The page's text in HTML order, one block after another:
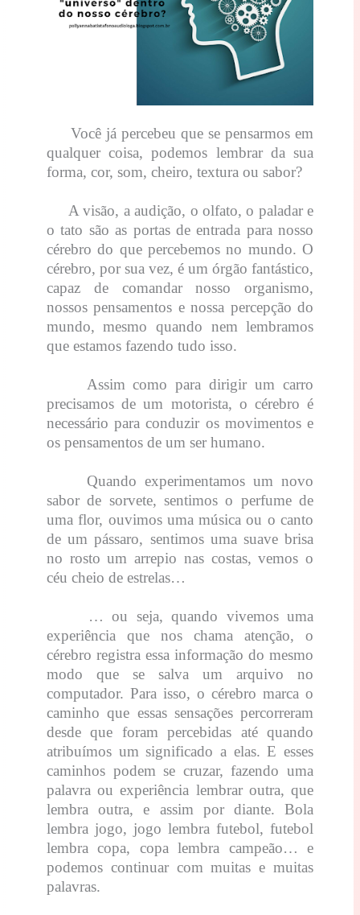
Você já percebeu que se pensarmos em
qualquer coisa, podemos lembrar da sua
forma, cor, som, cheiro, textura ou sabor?
A visão, a audição, o olfato, o paladar e
o tato são as portas de entrada para nosso
cérebro do que percebemos no mundo. O
cérebro, por sua vez, é um órgão fantástico,
capaz de comandar nosso organismo,
nossos pensamentos e nossa percepção do
mundo, mesmo quando nem lembramos
que estamos fazendo tudo isso.
Assim como para dirigir um carro
precisamos de um motorista, o cérebro é
necessário para conduzir os movimentos e
os pensamentos de um ser humano.
Quando experimentamos um novo
sabor de sorvete, sentimos o perfume de
uma flor, ouvimos uma música ou o canto
de um pássaro, sentimos uma suave brisa
no rosto um arrepio nas costas, vemos o
céu cheio de estrelas…
… ou seja, quando vivemos uma
experiência que nos chama atenção, o
cérebro registra essa informação do mesmo
modo que se salva um arquivo no
computador. Para isso, o cérebro marca o
caminho que essas sensações percorreram
desde que foram percebidas até quando
atribuímos um significado a elas. E esses
caminhos podem se cruzar, fazendo uma
palavra ou experiência lembrar outra, que
lembra outra, e assim por diante. Bola
lembra jogo, jogo lembra futebol, futebol
lembra copa, copa lembra campeão… e
podemos continuar com muitas e muitas
palavras.